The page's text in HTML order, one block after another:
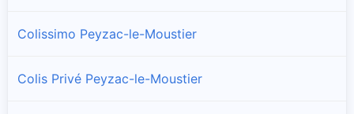
Colissimo Peyzac-le-Moustier
Colis Privé Peyzac-le-Moustier